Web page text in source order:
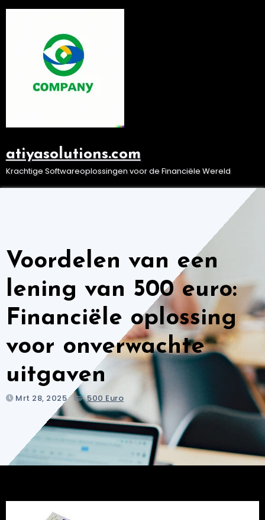
Ga
atiyasolutions.com
Krachtige Softwareoplossingen voor de Financiële Wereld
Voordelen van een
lening van 500 euro:
Financiële oplossing
voor onverwachte
uitgaven
Mrt 28, 2025 500 Euro